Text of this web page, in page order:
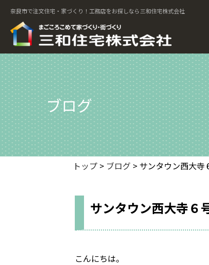
奈良市で注文住宅・家づくり！工務店をお探しなら三和住宅株式会社
ブログ
トップ > ブログ > サンタウン西大寺
サンタウン西大寺６
こんにちは。